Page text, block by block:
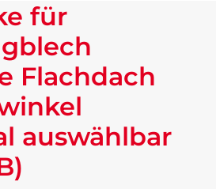
für
Flachdach
auswählbar